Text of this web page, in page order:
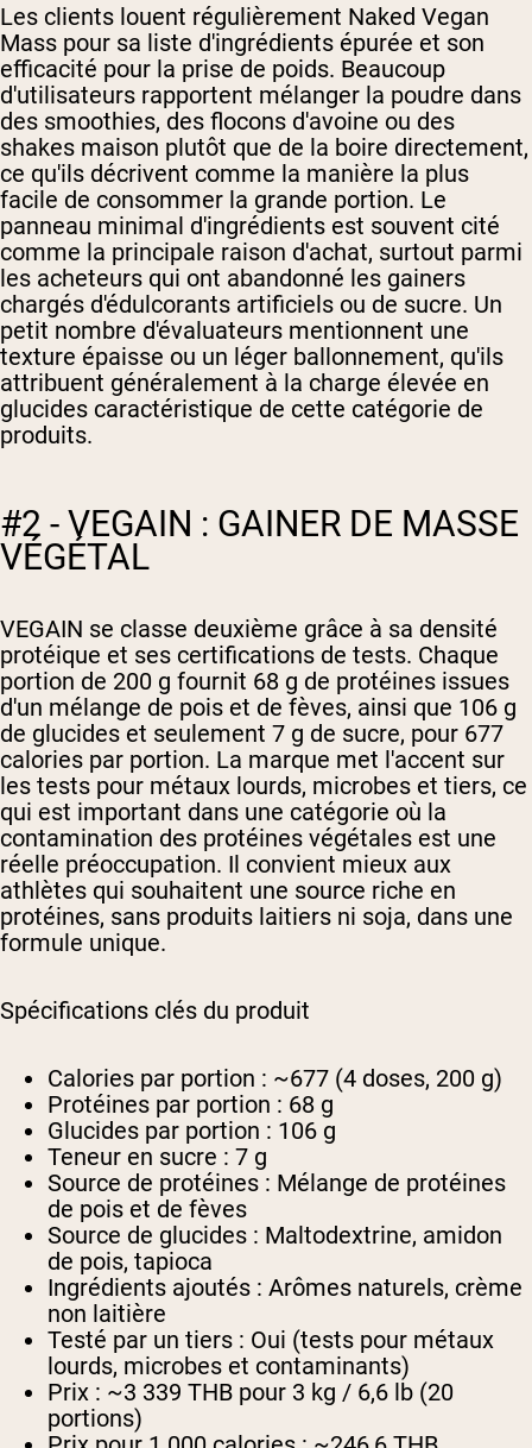
Les clients louent régulièrement Naked Vegan
Mass pour sa liste d'ingrédients épurée et son
efficacité pour la prise de poids. Beaucoup
d'utilisateurs rapportent mélanger la poudre dans
des smoothies, des flocons d'avoine ou des
shakes maison plutôt que de la boire directement,
ce qu'ils décrivent comme la manière la plus
facile de consommer la grande portion. Le
panneau minimal d'ingrédients est souvent cité
comme la principale raison d'achat, surtout parmi
les acheteurs qui ont abandonné les gainers
chargés d'édulcorants artificiels ou de sucre. Un
petit nombre d'évaluateurs mentionnent une
texture épaisse ou un léger ballonnement, qu'ils
attribuent généralement à la charge élevée en
glucides caractéristique de cette catégorie de
produits.
#2 - VEGAIN : GAINER DE MASSE
VÉGÉTAL
VEGAIN se classe deuxième grâce à sa densité
protéique et ses certifications de tests. Chaque
portion de 200 g fournit 68 g de protéines issues
d'un mélange de pois et de fèves, ainsi que 106 g
de glucides et seulement 7 g de sucre, pour 677
calories par portion. La marque met l'accent sur
les tests pour métaux lourds, microbes et tiers, ce
qui est important dans une catégorie où la
contamination des protéines végétales est une
réelle préoccupation. Il convient mieux aux
athlètes qui souhaitent une source riche en
protéines, sans produits laitiers ni soja, dans une
formule unique.
Spécifications clés du produit
Calories par portion : ~677 (4 doses, 200 g)
Protéines par portion : 68 g
Glucides par portion : 106 g
Teneur en sucre : 7 g
Source de protéines : Mélange de protéines
de pois et de fèves
Source de glucides : Maltodextrine, amidon
de pois, tapioca
Ingrédients ajoutés : Arômes naturels, crème
non laitière
Testé par un tiers : Oui (tests pour métaux
lourds, microbes et contaminants)
Prix : ~3 339 THB pour 3 kg / 6,6 lb (20
portions)